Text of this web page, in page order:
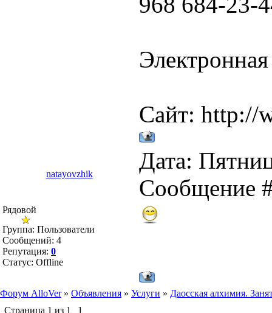
Сайт: http://
natayovzhik
Дата:
Сообщение
Рядовой
Группа: Пользователи
Сообщений: 4
Репутация: 0
Статус: Offline
Форум AlloVer » Объявления » Услуги » Даосская алхимия.
Страница 1 из 1 1